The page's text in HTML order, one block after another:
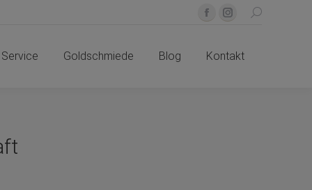
Facebook
opens
Instagram
opens
Search:
Service Goldschmiede Blog Kontakt